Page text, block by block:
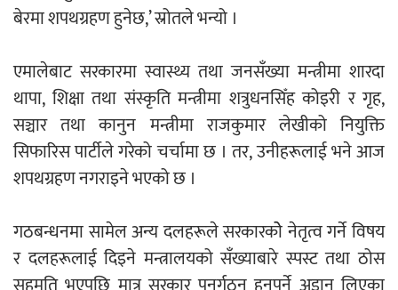
प्रतिस्पर्धाबिनाको नियुक्ति बदरबारे अन्तरिम
आदेश निक्र्योल गर्न असार ६ मा पेसी
निर्धारित ठाउँमा राजर्षिजनक विश्वविद्यालय
बेरमा शपथग्रहण हुनेछ,’ स्रोतले भन्यो ।
एमालेबाट सरकारमा स्वास्थ्य तथा जनसँख्या मन्त्रीमा शारदा
थापा, शिक्षा तथा संस्कृति मन्त्रीमा शत्रुधनसिँह कोइरी र गृह,
सञ्चार तथा कानुन मन्त्रीमा राजकुमार लेखीको नियुक्ति
सिफारिस पार्टीले गरेको चर्चामा छ । तर, उनीहरूलाई भने आज
शपथग्रहण नगराइने भएको छ ।
गठबन्धनमा सामेल अन्य दलहरूले सरकारकोे नेतृत्व गर्ने विषय
र दलहरूलाई दिइने मन्त्रालयको सँख्याबारे स्पस्ट तथा ठोस